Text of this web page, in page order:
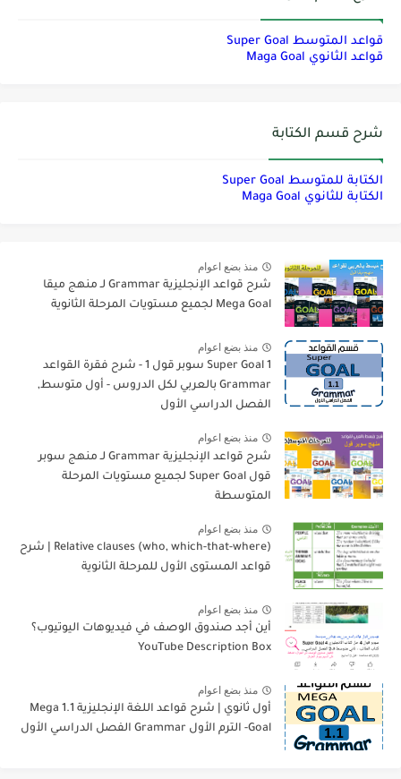
قواعد المتوسط Super Goal
قواعد الثانوي Maga Goal
شرح قسم الكتابة
الكتابة للمتوسط Super Goal
الكتابة للثانوي Maga Goal
منذ بضع اعوام
شرح قواعد الإنجليزية Grammar لـ منهج ميقا
Mega Goal لجميع مستويات المرحلة الثانوية
منذ بضع اعوام
Super Goal 1 سوبر قول 1 - شرح فقرة القواعد
Grammar بالعربي لكل الدروس - أول متوسط,
الفصل الدراسي الأول
منذ بضع اعوام
شرح قواعد الإنجليزية Grammar لـ منهج سوبر
قول Super Goal لجميع مستويات المرحلة
المتوسطة
منذ بضع اعوام
Relative clauses (who, which-that-where) | شرح
قواعد المستوى الأول للمرحلة الثانوية
منذ بضع اعوام
أين أجد صندوق الوصف في فيديوهات اليوتيوب؟
YouTube Description Box
منذ بضع اعوام
أول ثانوي | شرح قواعد اللغة الإنجليزية 1.1 Mega
Goal- الترم الأول Grammar الفصل الدراسي الأول